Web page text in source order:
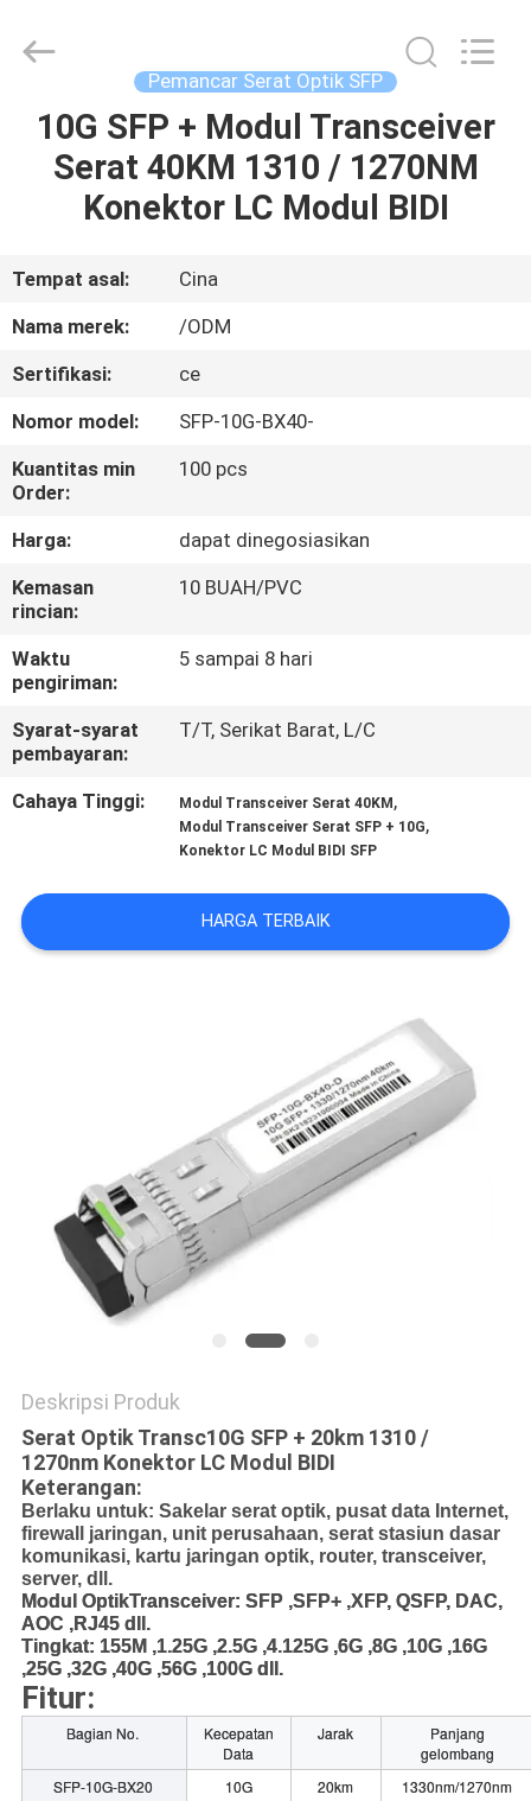
RUMAH
PRODUK
TENTANG
KAMI
TUR
PABRIK
KONTROL
KUALITAS
HUBUNGI
KAMI
BERITA
KASUS
SITEMAP
Co.,Ltd..
Pemancar Serat Optik SFP
10G SFP + Modul Transceiver
Serat 40KM 1310 / 1270NM
Konektor LC Modul BIDI
Tempat asal:
Cina
Nama merek:
/ODM
Sertifikasi:
ce
Nomor model:
SFP-10G-BX40-
Kuantitas min
Order:
100 pcs
Harga:
dapat dinegosiasikan
Kemasan
rincian:
10 BUAH/PVC
Waktu
pengiriman:
5 sampai 8 hari
Syarat-syarat
pembayaran:
T/T, Serikat Barat, L/C
Cahaya Tinggi: Modul Transceiver Serat 40KM ,
Modul Transceiver Serat SFP + 10G,
Konektor LC Modul BIDI SFP
HARGA TERBAIK
Deskripsi Produk
Serat Optik Transc10G SFP + 20km 1310 /
1270nm Konektor LC Modul BIDI
Keterangan:
Berlaku untuk: Sakelar serat optik, pusat data Internet,
firewall jaringan, unit perusahaan, serat stasiun dasar
komunikasi, kartu jaringan optik, router, transceiver,
server, dll.
Modul OptikTransceiver: SFP ,SFP+ ,XFP, QSFP, DAC,
AOC ,RJ45 dll.
Tingkat: 155M ,1.25G ,2.5G ,4.125G ,6G ,8G ,10G ,16G
,25G ,32G ,40G ,56G ,100G dll.
Fitur:
Bagian No.
Kecepatan
Data
Jarak
Panjang
gelombang
SFP-10G-BX20
10G 20km 1330nm/1270nm